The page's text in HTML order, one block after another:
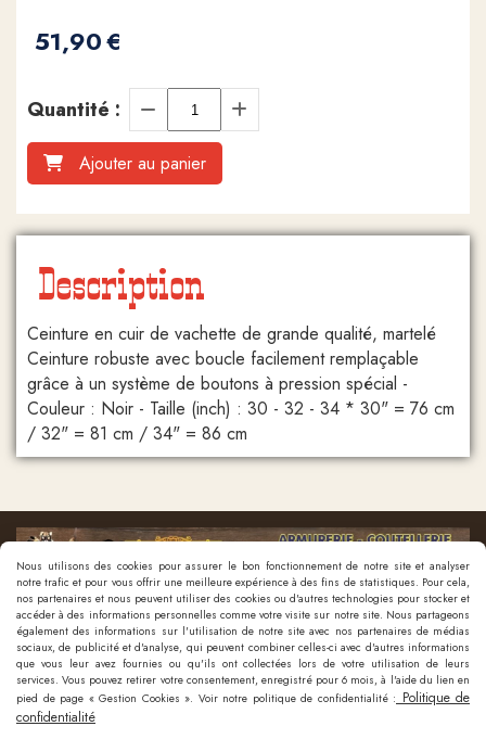
51,90€
Quantité :
Ajouter au panier
Description
Ceinture en cuir de vachette de grande qualité, martelé
Ceinture robuste avec boucle facilement remplaçable
grâce à un système de boutons à pression spécial -
Couleur : Noir - Taille (inch) : 30 - 32 - 34 * 30" = 76 cm
/ 32" = 81 cm / 34" = 86 cm
Nous contacter
Nous utilisons des cookies pour assurer le bon fonctionnement de notre site et analyser
notre trafic et pour vous offrir une meilleure expérience à des fins de statistiques. Pour cela,
nos partenaires et nous peuvent utiliser des cookies ou d'autres technologies pour stocker et
accéder à des informations personnelles comme votre visite sur notre site. Nous partageons
également des informations sur l'utilisation de notre site avec nos partenaires de médias
sociaux, de publicité et d'analyse, qui peuvent combiner celles-ci avec d'autres informations
que vous leur avez fournies ou qu'ils ont collectées lors de votre utilisation de leurs
services. Vous pouvez retirer votre consentement, enregistré pour 6 mois, à l'aide du lien en
pied de page « Gestion Cookies ». Voir notre politique de confidentialité : Politique de
confidentialité